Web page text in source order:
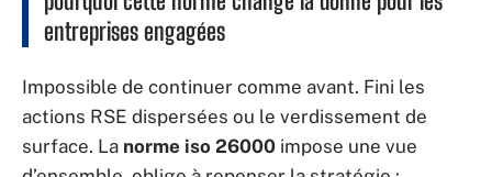
entreprises engagées
Impossible de continuer comme avant. Fini les
actions RSE dispersées ou le verdissement de
surface. La norme iso 26000 impose une vue